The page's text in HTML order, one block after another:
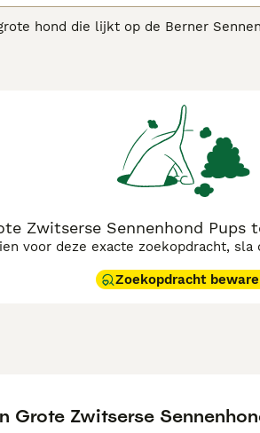
hond die lijkt op de Berner
Zwitserse Sennenhond Pups
voor deze exacte zoekopdracht,
Zoekopdracht
Grote Zwitserse